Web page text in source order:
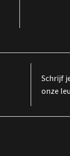
Schrijf
onze